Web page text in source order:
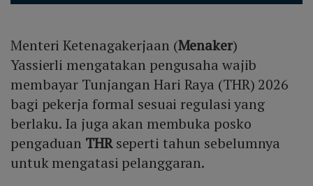
Menteri Ketenagakerjaan (Menaker)
Yassierli mengatakan pengusaha wajib
membayar Tunjangan Hari Raya (THR) 2026
bagi pekerja formal sesuai regulasi yang
berlaku. Ia juga akan membuka posko
pengaduan THRseperti tahun sebelumnya
untuk mengatasi pelanggaran.